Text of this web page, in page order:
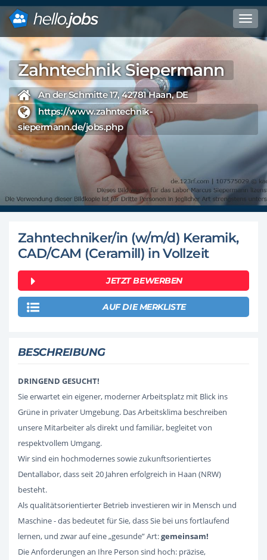
Direkt
zum
InhaltZahntechnik Siepermann
An der Schmitte 17, 42781 Haan, DE
https://www.zahntechnik-
siepermann.de/jobs.php
Zahntechniker/in (w/m/d) Keramik,
CAD/CAM (Ceramill) in Vollzeit
JETZT BEWERBEN
AUF DIE MERKLISTE
BESCHREIBUNG
DRINGEND GESUCHT!
Sie erwartet ein eigener, moderner Arbeitsplatz mit Blick ins
Grüne in privater Umgebung. Das Arbeitsklima beschreiben
unsere Mitarbeiter als direkt und familiär, begleitet von
respektvollem Umgang.
Wir sind ein hochmodernes sowie zukunftsorientiertes
Dentallabor, dass seit 20 Jahren erfolgreich in Haan (NRW)
besteht.
Als qualitätsorientierter Betrieb investieren wir in Mensch und
Maschine - das bedeutet für Sie, dass Sie bei uns fortlaufend
lernen, und zwar auf eine „gesunde” Art:gemeinsam!
Die Anforderungen an Ihre Person sind hoch: präzise,